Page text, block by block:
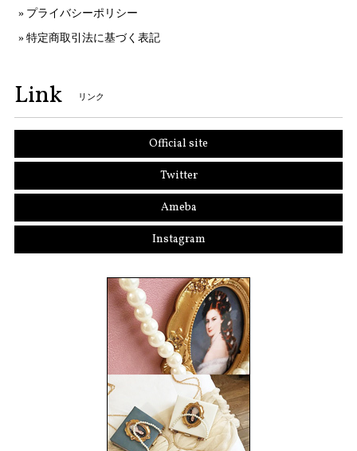
プライバシーポリシー
特定商取引法に基づく表記
Link リンク
Official site
Twitter
Ameba
Instagram